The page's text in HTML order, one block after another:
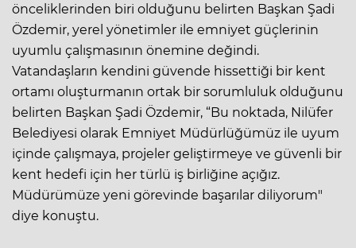
önceliklerinden biri olduğunu belirten Başkan Şadi
Özdemir, yerel yönetimler ile emniyet güçlerinin
uyumlu çalışmasının önemine değindi.
Vatandaşların kendini güvende hissettiği bir kent
ortamı oluşturmanın ortak bir sorumluluk olduğunu
belirten Başkan Şadi Özdemir, “Bu noktada, Nilüfer
Belediyesi olarak Emniyet Müdürlüğümüz ile uyum
içinde çalışmaya, projeler geliştirmeye ve güvenli bir
kent hedefi için her türlü iş birliğine açığız.
Müdürümüze yeni görevinde başarılar diliyorum"
diye konuştu.